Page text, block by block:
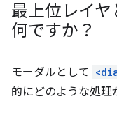
最上位レイ
何ですか？
モーダルとして
的にどのような処理